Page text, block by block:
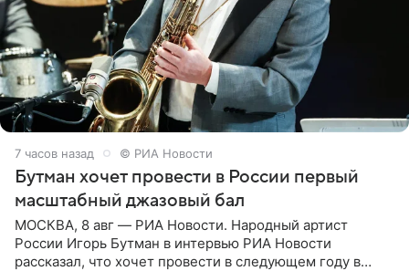
7 часов назад © РИА Новости
Бутман хочет провести в России первый
масштабный джазовый бал
МОСКВА, 8 авг — РИА Новости. Народный артист
России Игорь Бутман в интервью РИА Новости
рассказал, что хочет провести в следующем году в